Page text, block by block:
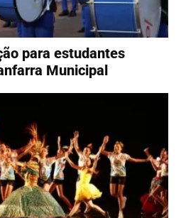
para estudantes
Municipal